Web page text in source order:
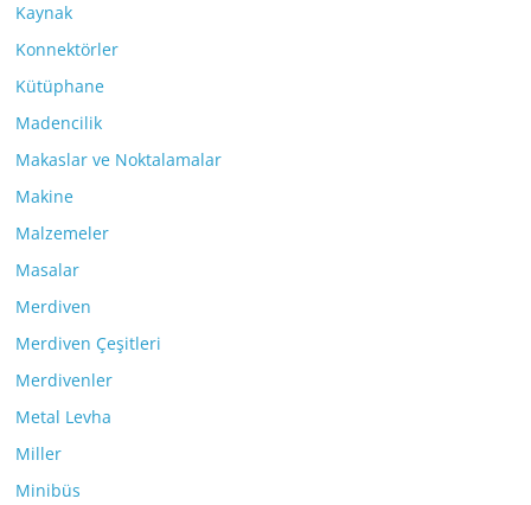
Kaynak
Konnektörler
Kütüphane
Madencilik
Makaslar ve Noktalamalar
Makine
Malzemeler
Masalar
Merdiven
Merdiven Çeşitleri
Merdivenler
Metal Levha
Miller
Minibüs